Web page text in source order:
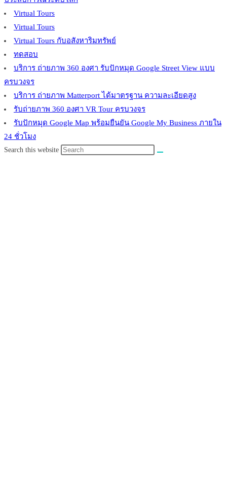
Virtual Tours
Virtual Tours
Virtual Tours กับอสังหาริมทรัพย์
ทดสอบ
บริการ ถ่ายภาพ 360 องศา รับปักหมุด Google Street View แบบ
ครบวงจร
บริการ ถ่ายภาพ Matterport ได้มาตรฐาน ความละเอียดสูง
รับถ่ายภาพ 360 องศา VR Tour ครบวงจร
รับปักหมุด Google Map พร้อมยืนยัน Google My Business ภายใน
24 ชั่วโมง
Search this website